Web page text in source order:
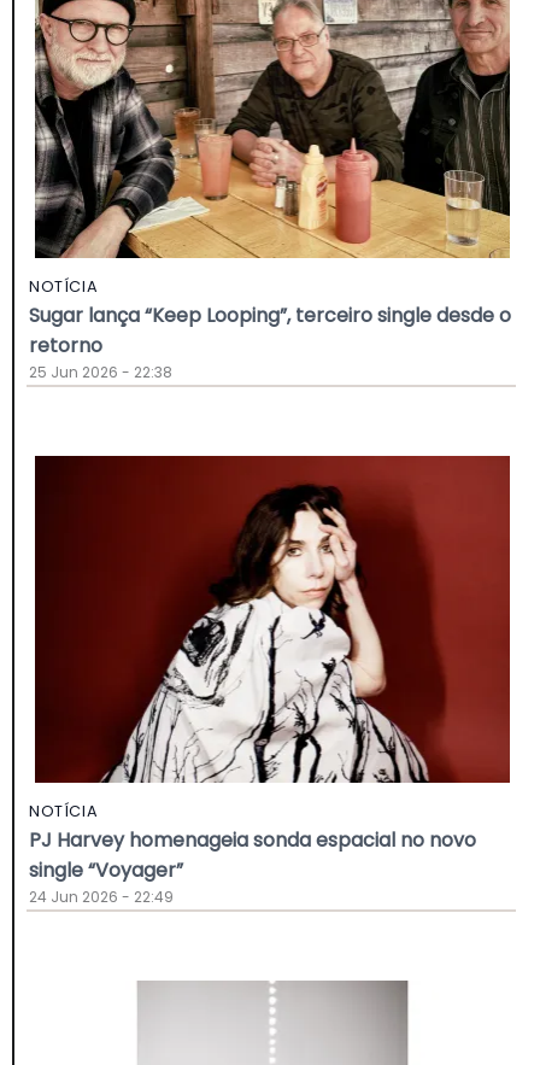
NOTÍCIA
Sugar lança “Keep Looping”, terceiro single desde o
retorno
25 Jun 2026 - 22:38
NOTÍCIA
PJ Harvey homenageia sonda espacial no novo
single “Voyager”
24 Jun 2026 - 22:49